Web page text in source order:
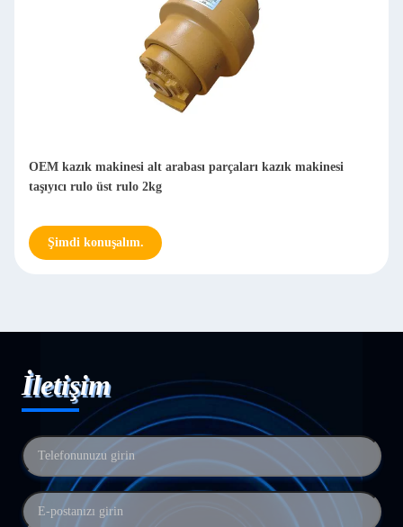
OEM kazık makinesi alt arabası parçaları kazık makinesi
taşıyıcı rulo üst rulo 2kg
Şimdi konuşalım.
İletişim